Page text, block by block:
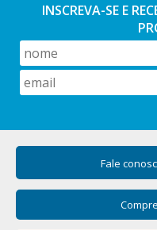
INSCREVA-SE E
Fale